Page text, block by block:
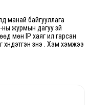
манай байгууллага
журмын дагуу зүй
мөн IP хаяг ил гарсан
үзнэ үү. Хэм хэмжээ